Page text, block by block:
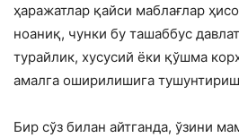
ҳаражатлар қайси маблағлар
ноаниқ, чунки бу ташаббус
турайлик, хусусий ёки қўшма
амалга оширилишига
Бир сўз билан айтганда, ўзини